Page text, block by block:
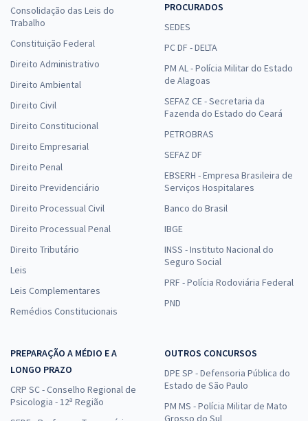
Consolidação das Leis do
Trabalho
Constituição Federal
Direito Administrativo
Direito Ambiental
Direito Civil
Direito Constitucional
Direito Empresarial
Direito Penal
Direito Previdenciário
Direito Processual Civil
Direito Processual Penal
Direito Tributário
Leis
Leis Complementares
Remédios Constitucionais
PROCURADOS
SEDES
PC DF - DELTA
PM AL - Polícia Militar do Estado
de Alagoas
SEFAZ CE - Secretaria da
Fazenda do Estado do Ceará
PETROBRAS
SEFAZ DF
EBSERH - Empresa Brasileira de
Serviços Hospitalares
Banco do Brasil
IBGE
INSS - Instituto Nacional do
Seguro Social
PRF - Polícia Rodoviária Federal
PND
PREPARAÇÃO A MÉDIO E A
LONGO PRAZO
CRP SC - Conselho Regional de
Psicologia - 12ª Região
OUTROS CONCURSOS
DPE SP - Defensoria Pública do
Estado de São Paulo
PM MS - Polícia Militar de Mato
Grosso do Sul